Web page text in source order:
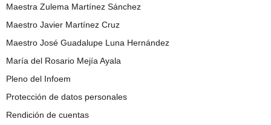
Maestra Zulema Martínez Sánchez
Maestro Javier Martínez Cruz
Maestro José Guadalupe Luna Hernández
María del Rosario Mejía Ayala
Pleno del Infoem
Protección de datos personales
Rendición de cuentas